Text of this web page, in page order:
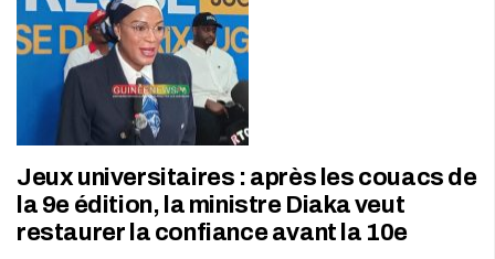
Jeux universitaires : après les couacs de
la 9e édition, la ministre Diaka veut
restaurer la confiance avant la 10e